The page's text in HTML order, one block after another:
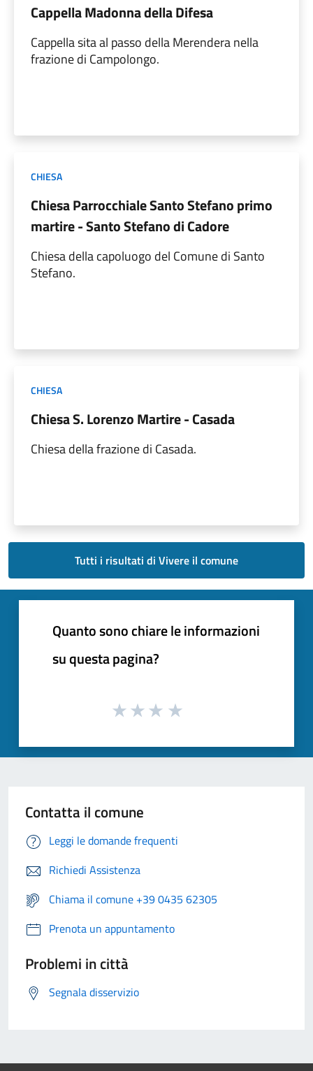
Cappella Madonna della Difesa
Cappella sita al passo della Merendera nella
frazione di Campolongo.
CHIESA
Chiesa Parrocchiale Santo Stefano primo
martire - Santo Stefano di Cadore
Chiesa della capoluogo del Comune di Santo
Stefano.
CHIESA
Chiesa S. Lorenzo Martire - Casada
Chiesa della frazione di Casada.
Tutti i risultati di Vivere il comune
Quanto sono chiare le informazioni
su questa pagina?
Contatta il comune
Leggi le domande frequenti
Richiedi Assistenza
Chiama il comune +39 0435 62305
Prenota un appuntamento
Problemi in città
Segnala disservizio